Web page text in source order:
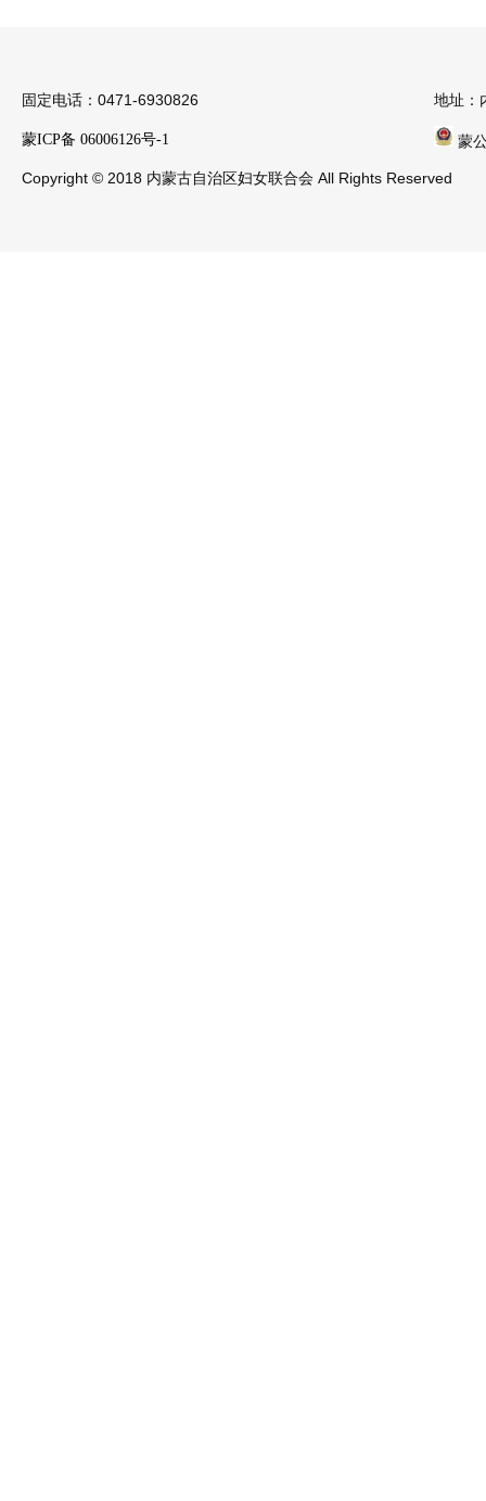
固定电话：0471-6930826 地址：
蒙ICP备 06006126号-1 蒙
Copyright © 2018 内蒙古自治区妇女联合会 All Rights Reserved